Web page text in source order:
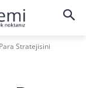
Stratejisini